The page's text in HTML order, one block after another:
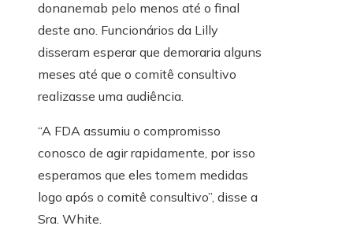
donanemab pelo menos até o final
deste ano. Funcionários da Lilly
disseram esperar que demoraria alguns
meses até que o comitê consultivo
realizasse uma audiência.
“A FDA assumiu o compromisso
conosco de agir rapidamente, por isso
esperamos que eles tomem medidas
logo após o comitê consultivo”, disse a
Sra. White.